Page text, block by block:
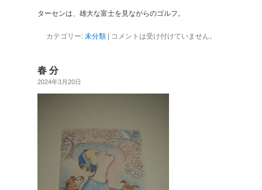
ターセンは、雄大な富士を見ながらのゴルフ。
カテゴリー: 未分類| コメントは受け付けていません。
春 分
2024年3月20日